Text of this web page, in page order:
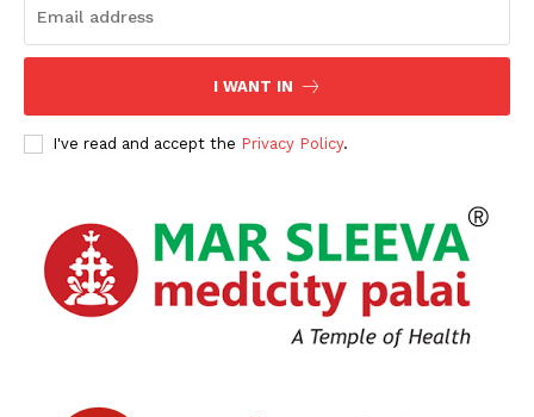
I WANT IN
I've read and accept the Privacy Policy.